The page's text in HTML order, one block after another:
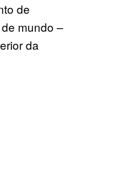
de
mundo –
da